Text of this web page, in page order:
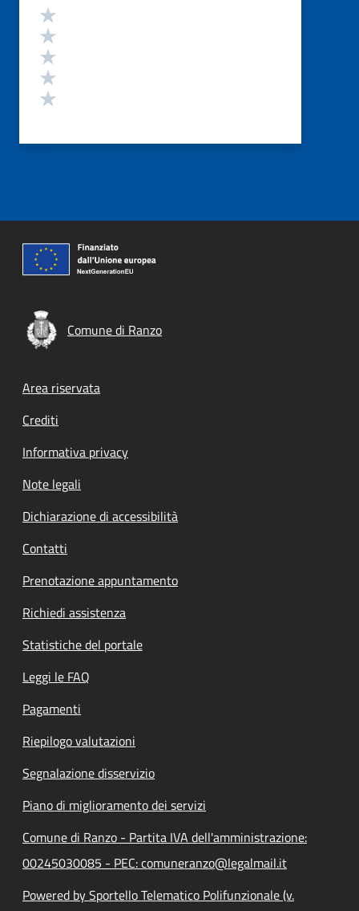
Valutazione
Comune di Ranzo
Footer menu
Area riservata
Crediti
Informativa privacy
Note legali
Dichiarazione di accessibilità
Contatti
Prenotazione appuntamento
Richiedi assistenza
Statistiche del portale
Leggi le FAQ
Pagamenti
Riepilogo valutazioni
Segnalazione disservizio
Piano di miglioramento dei servizi
Comune di Ranzo - Partita IVA dell'amministrazione:
00245030085 - PEC: comuneranzo@legalmail.it
Powered by Sportello Telematico Polifunzionale (v.